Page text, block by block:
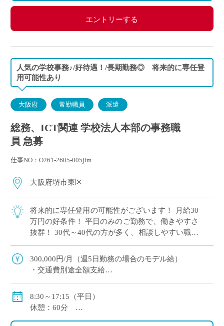
エントリーする
人気の学校事務♪/好待遇！/長期勤務◎ 将来的に専任登
用可能性あり
大阪府 常勤職員 派遣
総務、ICT関連 学校法人本部の事務職
員 急募
仕事NO：O261-2605-005jim
大阪府堺市東区
将来的に専任登用の可能性がございます！ 月給30
万円の好条件！ 平日のみのご勤務で、働きやすさ
抜群！ 30代～40代の方が多く、相談しやすい職場
300,000円/月（週5日勤務の場合のモデル給）
・交通費別途全額支給
8:30～17:15（平日）
休憩：60分